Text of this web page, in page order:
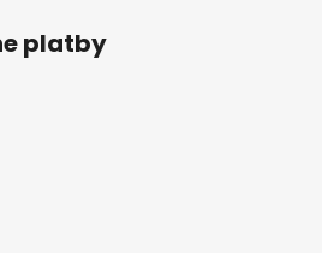
platby